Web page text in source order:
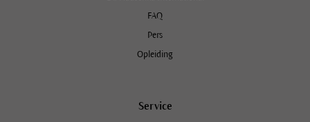
FAQ
Pers
Opleiding
Service